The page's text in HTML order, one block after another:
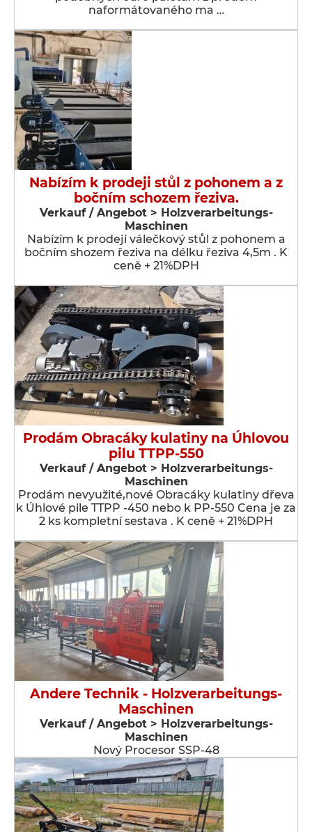
naformátovaného ma …
Nabízím k prodeji stůl z pohonem a z
bočním schozem řeziva.
Verkauf / Angebot > Holzverarbeitungs-
Maschinen
Nabízím k prodeji válečkový stůl z pohonem a
bočním shozem řeziva na délku řeziva 4,5m . K
ceně + 21%DPH
Prodám Obracáky kulatiny na Úhlovou
pilu TTPP-550
Verkauf / Angebot > Holzverarbeitungs-
Maschinen
Prodám nevyužité,nové Obracáky kulatiny dřeva
k Úhlové pile TTPP -450 nebo k PP-550 Cena je za
2 ks kompletní sestava . K ceně + 21%DPH
Andere Technik - Holzverarbeitungs-
Maschinen
Verkauf / Angebot > Holzverarbeitungs-
Maschinen
Nový Procesor SSP-48